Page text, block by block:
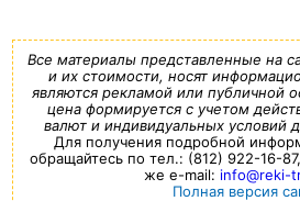
Все материалы представленные на
и их стоимости, носят
являются рекламой или публичной
цена формируется с учетом
валют и индивидуальных условий
Для получения подробной
обращайтесь по тел.: (812) 922-16-
же e-mail: info@reki-
Полная версия